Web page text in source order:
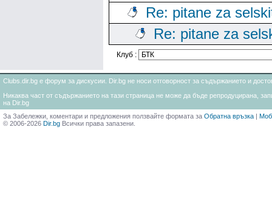
Re: pitane za
Re: pitane za
Клуб :
Clubs.dir.bg е форум за дискусии. Dir.bg не носи отговорност за съдържанието и
Никаква част от съдържанието на тази страница не може да бъде репродуцирана,
на Dir.bg
За Забележки, коментари и предложения ползвайте формата за Обратна връзка |
© 2006-2026 Dir.bg Всички права запазени.